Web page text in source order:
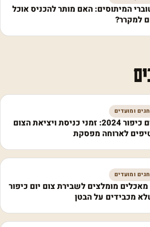
המיתוסים: האם מותר להכניס אוכל
למקרר?
חגים ומועדים
יום כיפור 2024: זמני כניסת ויציאת הצום
לארוחה מפסקת
חגים ומועדים
5 מאכלים מומלצים לשבירת צום יום כיפור
מכבידים על הבטן